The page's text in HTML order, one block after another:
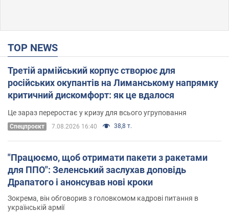
TOP NEWS
Третій армійський корпус створює для
російських окупантів на Лиманському напрямку
критичний дискомфорт: як це вдалося
Це зараз переростає у кризу для всього угруповання
Cпецпроєкт 7.08.2026 16:40 38,8 т.
"Працюємо, щоб отримати пакети з ракетами
для ППО": Зеленський заслухав доповідь
Драпатого і анонсував нові кроки
Зокрема, він обговорив з головкомом кадрові питання в
українській армії